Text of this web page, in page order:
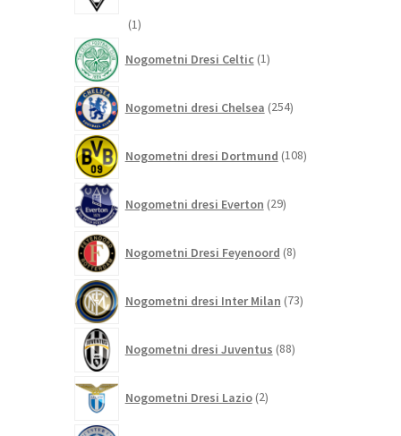
11
Nogometni Dresi Celtic 1izdelek
Nogometni dresi Chelsea 254izdelkov
Nogometni dresi Dortmund 108izdelkov
Nogometni dresi Everton 29izdelkov
Nogometni Dresi Feyenoord 8izdelkov
Nogometni dresi Inter Milan 73izdelkov
Nogometni dresi Juventus 88izdelkov
Nogometni Dresi Lazio 2izdelka